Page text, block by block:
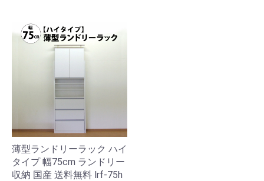
薄型ランドリーラック ハイ
タイプ 幅75cm ランドリー
収納 国産 送料無料 lrf-75h